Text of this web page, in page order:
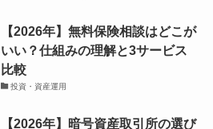
【2026年】無料保険相談はどこが
いい？仕組みの理解と3サービス
比較
投資・資産運用
【2026年】暗号資産取引所の選び